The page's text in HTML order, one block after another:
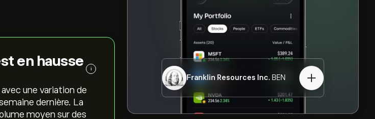
Franklin Resources Inc. BEN
en hausse
i
une variation de
dernière. La
moyen sur des